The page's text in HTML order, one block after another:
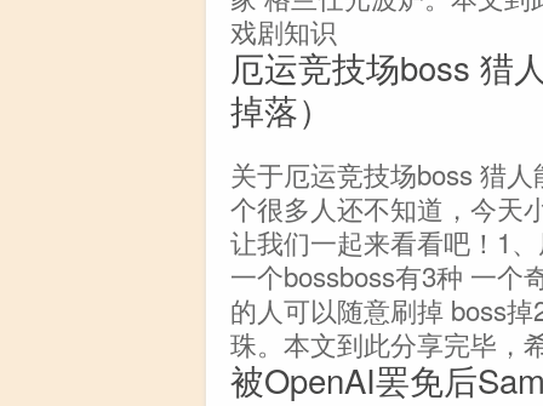
戏剧知识
厄运竞技场boss 猎
掉落）
关于厄运竞技场boss 猎
个很多人还不知道，今天
让我们一起来看看吧！1
一个bossboss有3种 一个
的人可以随意刷掉 boss
珠。本文到此分享完毕，
被OpenAI罢免后